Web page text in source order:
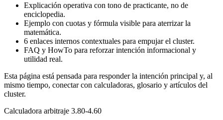
Explicación operativa con tono de practicante, no de
enciclopedia.
Ejemplo con cuotas y fórmula visible para aterrizar la
matemática.
6 enlaces internos contextuales para empujar el cluster.
FAQ y HowTo para reforzar intención informacional y
utilidad real.
Esta página está pensada para responder la intención principal y, al
mismo tiempo, conectar con calculadoras, glosario y artículos del
cluster.
Calculadora arbitraje 3.80-4.60